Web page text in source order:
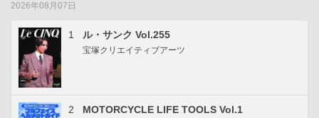
2026年08月07日
1 ル・サンク Vol.255
宝塚クリエイティブアーツ
2 MOTORCYCLE LIFE TOOLS Vol.1